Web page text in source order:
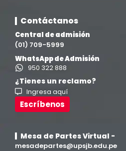
Ingeniería Civil
Ingeniería de Sistemas
Ingeniería en Enología y
Investigación y
Contáctanos
Central de admisión
(01) 709-5999
WhatsApp de Admisión
950 322 888
¿Tienes un reclamo?
Ingresa aquí
Escríbenos
Mesa de Partes Virtual -
mesadepartes@upsjb.edu.pe